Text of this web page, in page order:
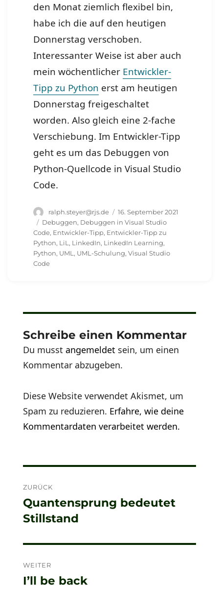
den Monat ziemlich flexibel bin,
habe ich die auf den heutigen
Donnerstag verschoben.
Interessanter Weise ist aber auch
mein wöchentlicher Entwickler-
Tipp zu Python erst am heutigen
Donnerstag freigeschaltet
worden. Also gleich eine 2-fache
Verschiebung. Im Entwickler-Tipp
geht es um das Debuggen von
Python-Quellcode in Visual Studio
Code.
Autor
ralph.steyer@rjs.de
Veröffentlicht
am
16. September 2021
Schlagwörter
Debuggen, Debuggen in Visual Studio
Code, Entwickler-Tipp, Entwickler-Tipp zu
Python, LiL, LinkedIn, LinkedIn Learning,
Python, UML, UML-Schulung,Visual Studio
Code
Schreibe einen Kommentar
Du musstangemeldet sein, um einen
Kommentar abzugeben.
Diese Website verwendet Akismet, um
Spam zu reduzieren. Erfahre, wie deine
Kommentardaten verarbeitet werden.
ZURÜCK
Vorheriger
Beitrag:
Quantensprung bedeutet
Stillstand
WEITER
Nächster
I’ll be back